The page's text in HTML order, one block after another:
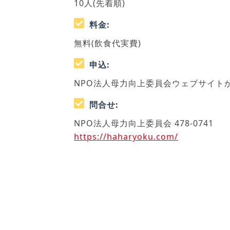
10人(先着順)
料金:
無料(飲食代実費)
申込:
NPO法人母力向上委員会ウェブサイト
問合せ:
NPO法人母力向上委員会 478-0741
https://haharyoku.com/